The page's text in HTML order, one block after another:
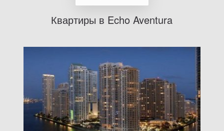
Квартиры в Echo Aventura